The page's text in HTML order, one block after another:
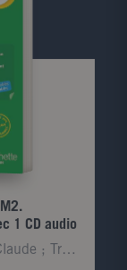
1 CD audio
Lucas Janine ; Lucas Jean-Claude ; Trossevin Marie